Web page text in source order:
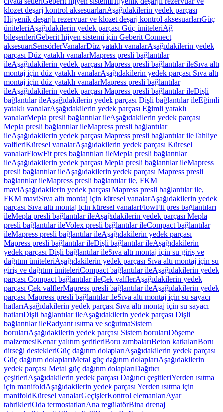
klozet deşarj kontrol aksesuarlarıAşağıdakilerin yedek parçası
Hijyenik deşarjlı rezervuar ve klozet deşarj kontrol aksesuarlarıGüç
üniteleriAşağıdakilerin yedek parçası Güç üniteleriAğ
bileşenleriGeberit hijyen sistemi için Geberit Connect
aksesuarıSensörlerVanalarDüz yataklı vanalarAşağıdakilerin yedek
parçası Düz yataklı vanalarMapress presli bağlantılar
ileAşağıdakilerin yedek parçası Mapress presli bağlantılar ileSıva altı
montaj için düz yataklı vanalarAşağıdakilerin yedek parçası Sıva altı
montaj için düz yataklı vanalarMapress presli bağlantılar
ileAşağıdakilerin yedek parçası Mapress presli bağlantılar ileDişli
bağlantılar ileAşağıdakilerin yedek parçası Dişli bağlantılar ileEğimli
yataklı vanalarAşağıdakilerin yedek parçası Eğimli yataklı
vanalarMepla presli bağlantılar ileAşağıdakilerin yedek parçası
Mepla presli bağlantılar ileMapress presli bağlantılar
ileAşağıdakilerin yedek parçası Mapress presli bağlantılar ileTahliye
valfleriKüresel vanalarAşağıdakilerin yedek parçası Küresel
vanalarFlowFit pres bağlantıları ileMepla presli bağlantılar
ileAşağıdakilerin yedek parçası Mepla presli bağlantılar ileMapress
presli bağlantılar ileAşağıdakilerin yedek parçası Mapress presli
bağlantılar ileMapress presli bağlantılar ile, FKM
maviAşağıdakilerin yedek parçası Mapress presli bağlantılar ile,
FKM maviSıva altı montaj için küresel vanalarAşağıdakilerin yedek
parçası Sıva altı montaj için küresel vanalarFlowFit pres bağlantıları
ileMepla presli bağlantılar ileAşağıdakilerin yedek parçası Mepla
presli bağlantılar ileVolex presli bağlantılar ileCompact bağlantılar
ileMapress presli bağlantılar ileAşağıdakilerin yedek parçası
Mapress presli bağlantılar ileDişli bağlantılar ileAşağıdakilerin
yedek parçası Dişli bağlantılar ileSıva altı montaj için su giriş ve
dağıtım üniteleriAşağıdakilerin yedek parçası Sıva altı montaj için su
giriş ve dağıtım üniteleriCompact bağlantılar ileAşağıdakilerin yedek
parçası Compact bağlantılar ileÇek valflerAşağıdakilerin yedek
parçası Çek valflerMapress presli bağlantılar ileAşağıdakilerin yedek
parçası Mapress presli bağlantılar ileSıva altı montaj için su sayacı
hatlarıAşağıdakilerin yedek parçası Sıva altı montaj için su sayacı
hatlarıDişli bağlantılar ileAşağıdakilerin yedek parçası Dişli
bağlantılar ileRadyant ısıtma ve soğutmaSistem
borularıAşağıdakilerin yedek parçası Sistem borularıDöşeme
malzemesiKenar yalıtım şeritleriBoru zımbalarıBeton katkılarıBoru
dirseği destekleriGüç dağıtım dolaplarıAşağıdakilerin yedek parçası
Güç dağıtım dolaplarıMetal güç dağıtım dolaplarıAşağıdakilerin
yedek parçası Metal güç dağıtım dolaplarıDağıtıcı
çeşitleriAşağıdakilerin yedek parçası Dağıtıcı çeşitleriYerden ısıtma
için manifoldAşağıdakilerin yedek parçası Yerden ısıtma için
manifoldKüresel vanalarGeçişlerKontrol elemanlarıAyar
tahrikleriOda termostatlarıAna regülatörBina drenaj